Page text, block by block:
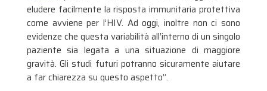
eludere facilmente la risposta immunitaria protettiva
come avviene per l’HIV. Ad oggi, inoltre non ci sono
evidenze che questa variabilità all’interno di un singolo
paziente sia legata a una situazione di maggiore
gravità. Gli studi futuri potranno sicuramente aiutare
a far chiarezza su questo aspetto”.